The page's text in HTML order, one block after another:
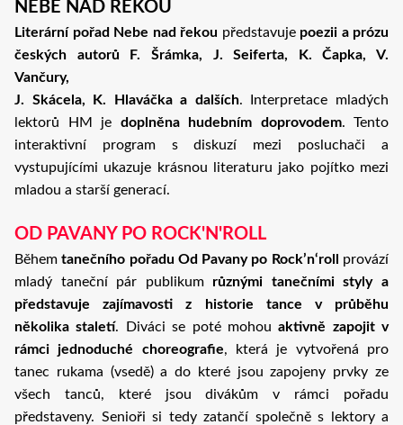
NEBE NAD ŘEKOU
Literární pořad Nebe nad řekou představuje poezii a prózu
českých autorů F. Šrámka, J. Seiferta, K. Čapka, V.
Vančury,
J. Skácela, K. Hlaváčka a dalších. Interpretace mladých
lektorů HM je doplněna hudebním doprovodem. Tento
interaktivní program s diskuzí mezi posluchači a
vystupujícími ukazuje krásnou literaturu jako pojítko mezi
mladou a starší generací.
OD PAVANY PO ROCK'N'ROLL
Běhemtanečního pořadu Od Pavany po Rock’n‘roll
provází
mladý taneční pár publikum různými tanečními styly a
představuje zajímavosti z historie tance v průběhu
několika staletí. Diváci se poté mohouaktivně zapojit v
rámci jednoduché choreografie, která je vytvořená pro
tanec rukama (vsedě) a do které jsou zapojeny prvky ze
všech tanců, které jsou divákům v rámci pořadu
představeny. Senioři si tedy zatančí společně s lektory a